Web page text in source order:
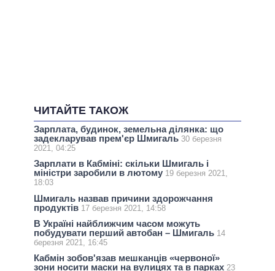
ЧИТАЙТЕ ТАКОЖ
Зарплата, будинок, земельна ділянка: що
задекларував прем'єр Шмигаль 30 березня
2021, 04:25
Зарплати в Кабміні: скільки Шмигаль і
міністри заробили в лютому 19 березня 2021,
18:03
Шмигаль назвав причини здорожчання
продуктів 17 березня 2021, 14:58
В Україні найближчим часом можуть
побудувати перший автобан – Шмигаль 14
березня 2021, 16:45
Кабмін зобов'язав мешканців «червоної»
зони носити маски на вулицях та в парках 23